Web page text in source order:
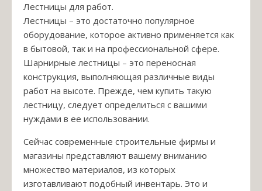
Лестницы для работ.
Лестницы – это достаточно популярное
оборудование, которое активно применяется как
в бытовой, так и на профессиональной сфере.
Шарнирные лестницы – это переносная
конструкция, выполняющая различные виды
работ на высоте. Прежде, чем купить такую
лестницу, следует определиться с вашими
нуждами в ее использовании.
Сейчас современные строительные фирмы и
магазины представляют вашему вниманию
множество материалов, из которых
изготавливают подобный инвентарь. Это и